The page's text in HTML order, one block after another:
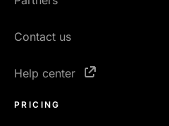
Contact us
Help center
PRICING